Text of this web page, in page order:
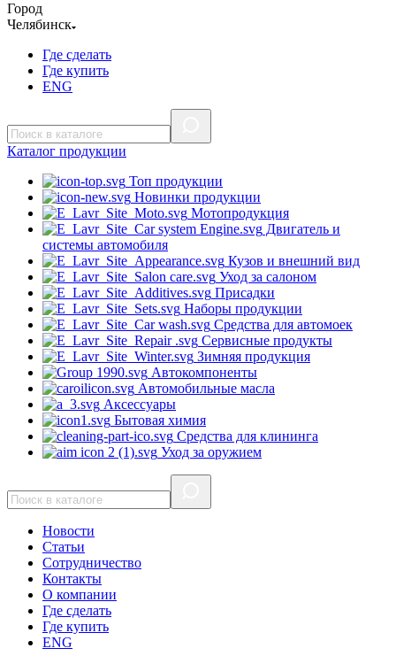
Город
Челябинск
Где сделать
Где купить
ENG
Каталог продукции
Топ продукции
Новинки продукции
Мотопродукция
Двигатель и
системы автомобиля
Кузов и внешний вид
Уход за салоном
Присадки
Наборы продукции
Средства для автомоек
Сервисные продукты
Зимняя продукция
Автокомпоненты
Автомобильные масла
Аксессуары
Бытовая химия
Средства для клининга
Уход за оружием
Новости
Статьи
Сотрудничество
Контакты
О компании
Где сделать
Где купить
ENG